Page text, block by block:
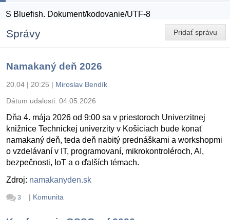
S Bluefish. Dokument/kodovanie/UTF-8
Pridať správu
Správy
Namakaný deň 2026
20.04 | 20:25 | Miroslav Bendík
Dátum udalosti: 04.05.2026
Dňa 4. mája 2026 od 9:00 sa v priestoroch Univerzitnej
knižnice Technickej univerzity v Košiciach bude konať
namakaný deň, teda deň nabitý prednáškami a workshopmi
o vzdelávaní v IT, programovaní, mikrokontroléroch, AI,
bezpečnosti, IoT a o ďalších témach.
Zdroj: namakanyden.sk
3 | Komunita